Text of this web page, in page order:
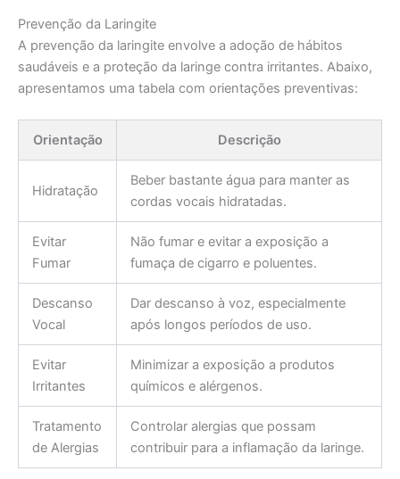
Prevenção da Laringite
A prevenção da laringite envolve a adoção de hábitos
saudáveis e a proteção da laringe contra irritantes. Abaixo,
apresentamos uma tabela com orientações preventivas:
Orientação Descrição
Hidratação
Beber bastante água para manter as
cordas vocais hidratadas.
Evitar
Fumar
Não fumar e evitar a exposição a
fumaça de cigarro e poluentes.
Descanso
Vocal
Dar descanso à voz, especialmente
após longos períodos de uso.
Evitar
Irritantes
Minimizar a exposição a produtos
químicos e alérgenos.
Tratamento
de Alergias
Controlar alergias que possam
contribuir para a inflamação da laringe.